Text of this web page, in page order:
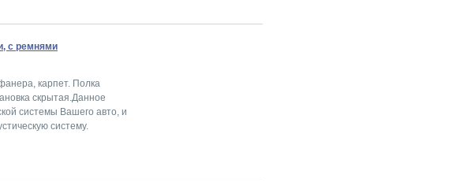
с ремнями
карпет. Полка
скрытая.Данное
системы Вашего авто, и
систему.